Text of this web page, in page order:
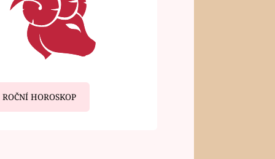
ROČNÍ HOROSKOP